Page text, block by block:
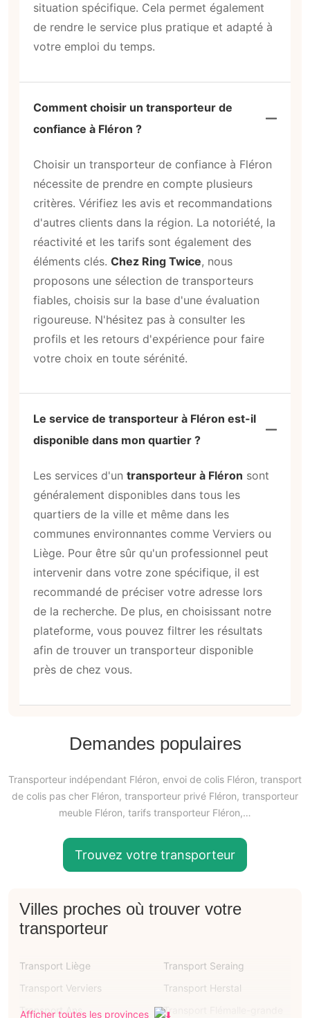
situation spécifique. Cela permet également
de rendre le service plus pratique et adapté à
votre emploi du temps.
Comment choisir un transporteur de
confiance à Fléron ?
Choisir un transporteur de confiance à Fléron
nécessite de prendre en compte plusieurs
critères. Vérifiez les avis et recommandations
d'autres clients dans la région. La notoriété, la
réactivité et les tarifs sont également des
éléments clés. Chez Ring Twice, nous
proposons une sélection de transporteurs
fiables, choisis sur la base d'une évaluation
rigoureuse. N'hésitez pas à consulter les
profils et les retours d'expérience pour faire
votre choix en toute sérénité.
Le service de transporteur à Fléron est-il
disponible dans mon quartier ?
Les services d'un transporteur à Fléron sont
généralement disponibles dans tous les
quartiers de la ville et même dans les
communes environnantes comme Verviers ou
Liège. Pour être sûr qu'un professionnel peut
intervenir dans votre zone spécifique, il est
recommandé de préciser votre adresse lors
de la recherche. De plus, en choisissant notre
plateforme, vous pouvez filtrer les résultats
afin de trouver un transporteur disponible
près de chez vous.
Demandes populaires
Transporteur indépendant Fléron, envoi de colis Fléron, transport
de colis pas cher Fléron, transporteur privé Fléron, transporteur
meuble Fléron, tarifs transporteur Fléron,…
Trouvez votre transporteur
Villes proches où trouver votre
transporteur
Transport Liège
Transport Seraing
Transport Verviers
Transport Herstal
Transport Ans
Transport Flémalle-grande
Afficher toutes les provinces